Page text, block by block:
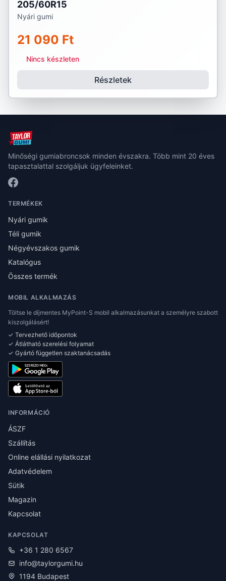
205/60R15
Nyári gumi
21 090 Ft
Nincs készleten
Részletek
Minőségi gumiabroncsok minden évszakra. Több mint 20 éves
tapasztalattal szolgáljuk ügyfeleinket.
TERMÉKEK
Nyári gumik
Téli gumik
Négyévszakos gumik
Katalógus
Összes termék
MOBIL ALKALMAZÁS
Töltse le díjmentes MyPoint-S mobil alkalmazásunkat a személyre szabott
kiszolgálásért!
✓ Tervezhető időpontok
✓ Átlátható szerelési folyamat
✓ Gyártó független szaktanácsadás
INFORMÁCIÓ
ÁSZF
Szállítás
Online elállási nyilatkozat
Adatvédelem
Sütik
Magazin
Kapcsolat
KAPCSOLAT
+36 1 280 6567
info@taylorgumi.hu
1194 Budapest